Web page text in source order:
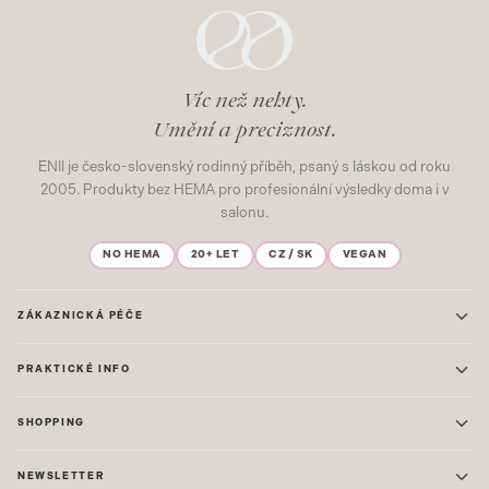
Víc než nehty.
Umění a preciznost.
ENII je česko-slovenský rodinný příběh, psaný s láskou od roku
2005. Produkty bez HEMA pro profesionální výsledky doma i v
salonu.
NO HEMA 20+ LET CZ / SK VEGAN
ZÁKAZNICKÁ PÉČE
Časté dotazy
Mapa stránek
PRAKTICKÉ INFO
Prodejna: Uherské Hradiště
Ochrana osobních údajů
SHOPPING
GEL LAKY
NEWSLETTER